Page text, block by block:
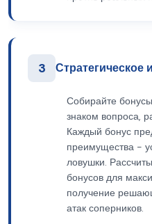
3 Стратегическое
Собирайте
знаком вопроса,
Каждый бонус
преимущества -
ловушки.
бонусов для
получение
атак соперников.